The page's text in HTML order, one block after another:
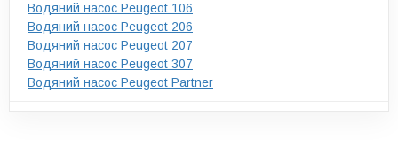
Водяний насос Peugeot 106
Водяний насос Peugeot 206
Водяний насос Peugeot 207
Водяний насос Peugeot 307
Водяний насос Peugeot Partner